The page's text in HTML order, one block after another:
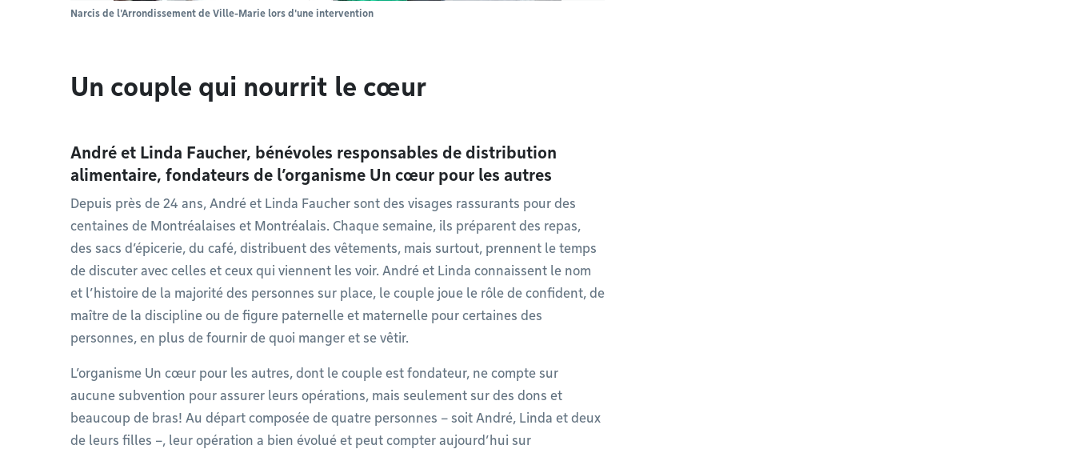
Narcis de l'Arrondissement de Ville-Marie lors d'une intervention
Un couple qui nourrit le cœur
André et Linda Faucher, bénévoles responsables de distribution
alimentaire, fondateurs de l’organisme Un cœur pour les autres
Depuis près de 24 ans, André et Linda Faucher sont des visages rassurants pour des
centaines de Montréalaises et Montréalais. Chaque semaine, ils préparent des repas,
des sacs d’épicerie, du café, distribuent des vêtements, mais surtout, prennent le temps
de discuter avec celles et ceux qui viennent les voir. André et Linda connaissent le nom
et l’histoire de la majorité des personnes sur place, le couple joue le rôle de confident, de
maître de la discipline ou de figure paternelle et maternelle pour certaines des
personnes, en plus de fournir de quoi manger et se vêtir.
L’organisme Un cœur pour les autres, dont le couple est fondateur, ne compte sur
aucune subvention pour assurer leurs opérations, mais seulement sur des dons et
beaucoup de bras! Au départ composée de quatre personnes – soit André, Linda et deux
de leurs filles –, leur opération a bien évolué et peut compter aujourd’hui sur